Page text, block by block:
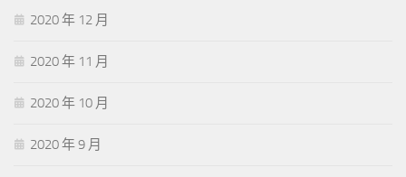
2020 年 12 月
2020 年 11 月
2020 年 10 月
2020 年 9 月